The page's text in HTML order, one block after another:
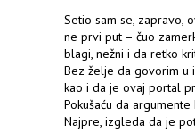
Setio sam se, zapravo,
ne prvi put – čuo
blagi, nežni i da retko
Bez želje da govorim u
kao i da je ovaj portal
Pokušaću da
Najpre, izgleda da je